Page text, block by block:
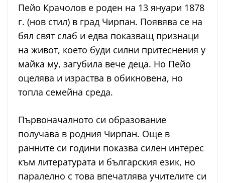
Пейо Крачолов е роден на 13 януари 1878
г. (нов стил) в град Чирпан. Появява се на
бял свят слаб и едва показващ признаци
на живот, което буди силни притеснения у
майка му, загубила вече деца. Но Пейо
оцелява и израства в обикновена, но
топла семейна среда.
Първоначалното си образование
получава в родния Чирпан. Още в
ранните си години показва силен интерес
към литературата и българския език, но
паралелно с това впечатлява учителите си